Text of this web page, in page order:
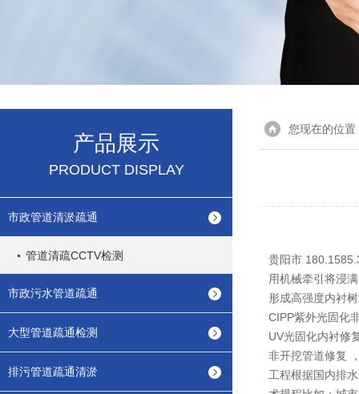
产品展示
PRODUCT DISPLAY
市政管道清淤疏通
管道清疏CCTV检测
市政污水管道疏通
大型管道疏通检测
排污管道疏通清淤
您现在的位置
贵阳市
用机械牵引将浸
形成高强度内衬
CIPP紫外光固化
UV光固化内衬修
非开挖管道修复
工程根据国内排